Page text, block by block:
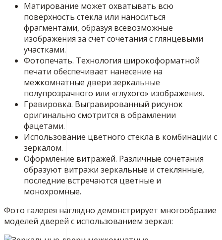
Матирование может охватывать всю
поверхность стекла или наноситься
фрагментами, образуя всевозможные
изображения за счет сочетания с глянцевыми
участками.
Фотопечать. Технология широкоформатной
печати обеспечивает нанесение на
межкомнатные двери зеркальные
полупрозрачного или «глухого» изображения.
Гравировка. Выгравированный рисунок
оригинально смотрится в обрамлении
фацетами.
Использование цветного стекла в комбинации с
зеркалом.
Оформление витражей. Различные сочетания
образуют витражи зеркальные и стеклянные,
последние встречаются цветные и
монохромные.
Фото галерея наглядно демонстрирует многообразие
моделей дверей с использованием зеркал: